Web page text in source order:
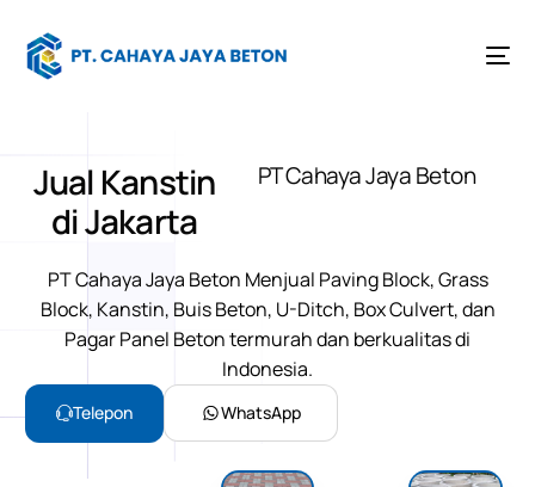
Jual Kanstin
di Jakarta
PT Cahaya Jaya Beton
PT Cahaya Jaya Beton Menjual Paving Block,Grass
Block, Kanstin, Buis Beton, U-Ditch, Box Culvert, dan
Pagar Panel Betontermurah dan berkualitas di
Indonesia.
Telepon WhatsApp